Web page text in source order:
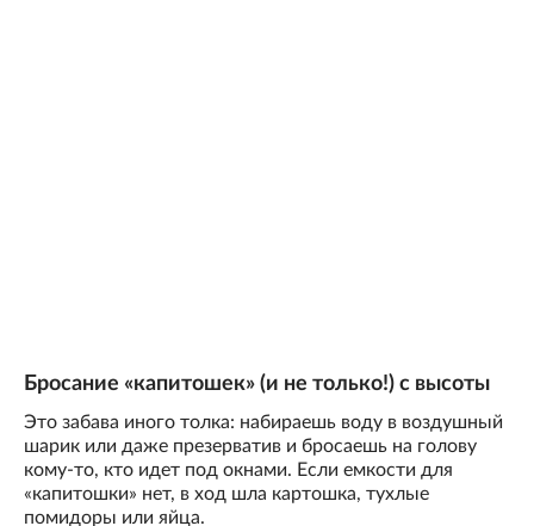
Бросание «капитошек» (и не только!) с высоты
Это забава иного толка: набираешь воду в воздушный
шарик или даже презерватив и бросаешь на голову
кому-то, кто идет под окнами. Если емкости для
«капитошки» нет, в ход шла картошка, тухлые
помидоры или яйца.